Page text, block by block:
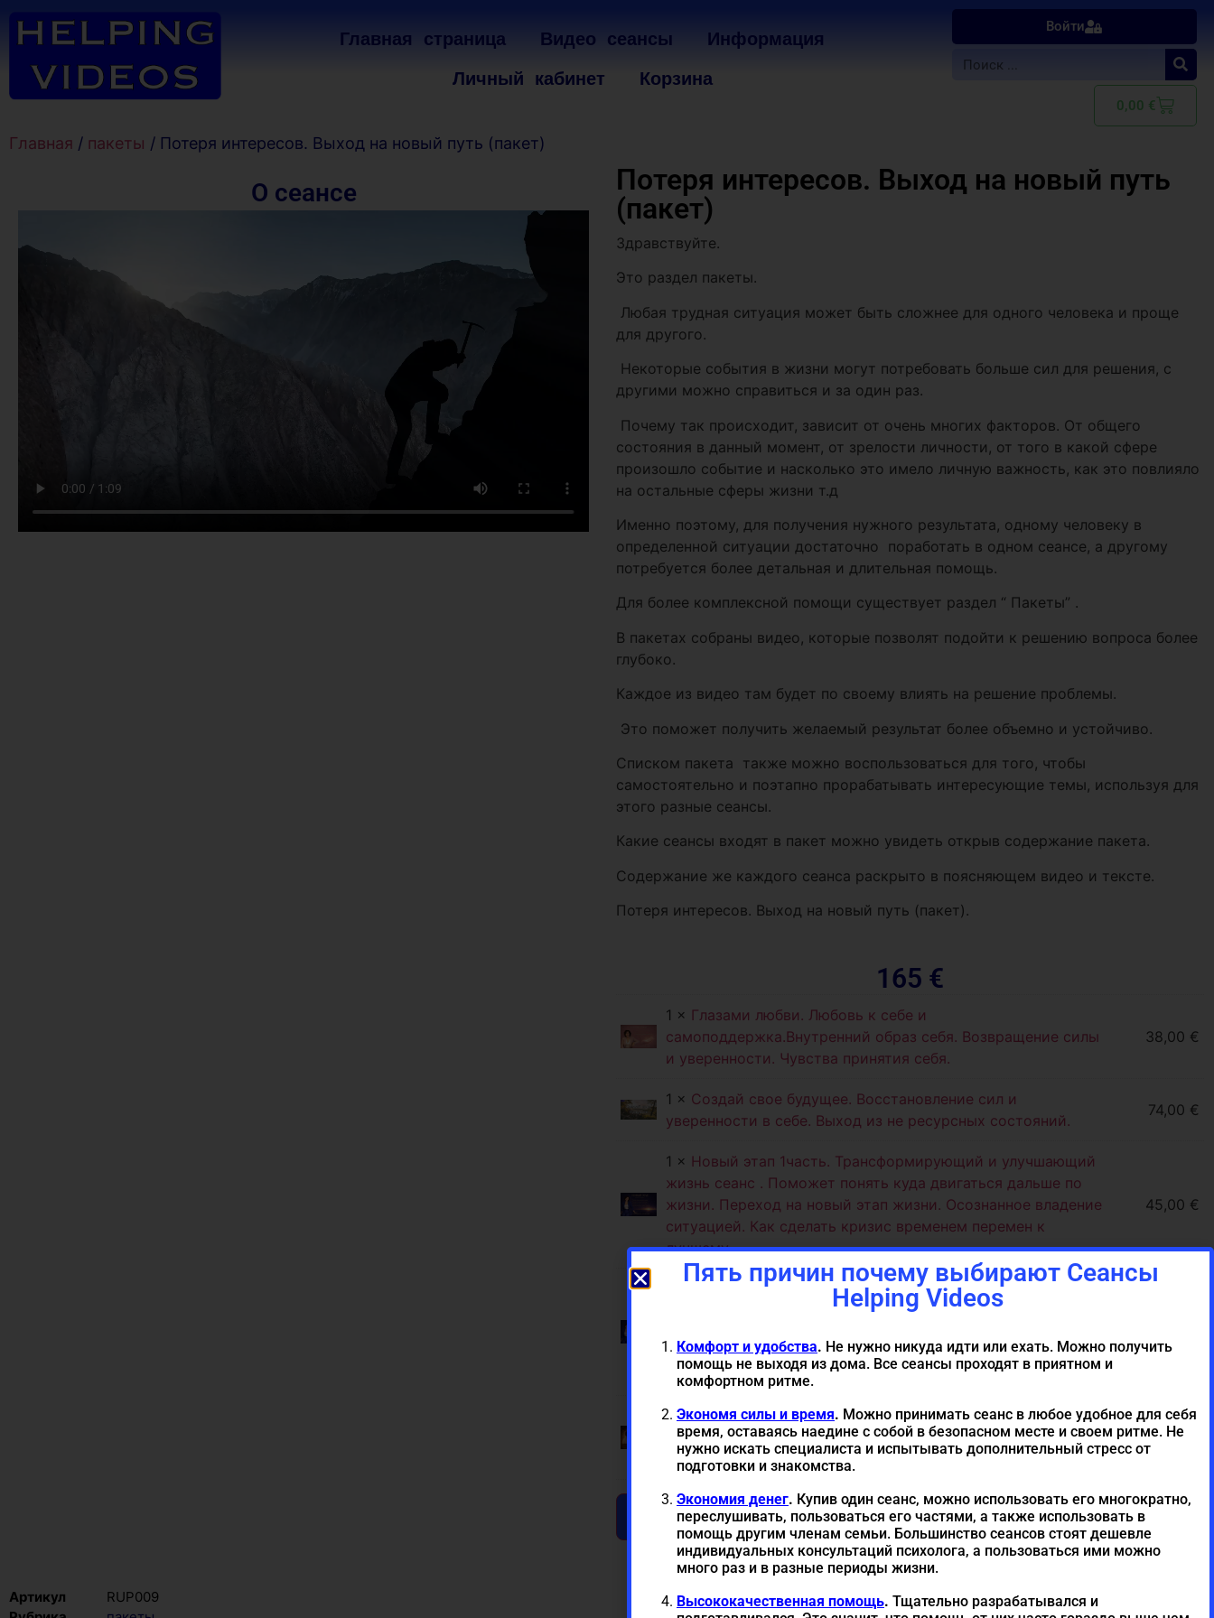
Главная страница Видео сеансы
Информация
Личный кабинет
Корзина
Войти
0,00 €
Главная / пакеты / Потеря интересов. Выход на новый путь (пакет)
О сеансе
Потеря интересов. Выход на новый путь
(пакет)
Здравствуйте.
Это раздел пакеты.
Любая трудная ситуация может быть сложнее для одного человека и проще
для другого.
Некоторые события в жизни могут потребовать больше сил для решения, с
другими можно справиться и за один раз.
Почему так происходит, зависит от очень многих факторов. От общего
состояния в данный момент, от зрелости личности, от того в какой сфере
произошло событие и насколько это имело личную важность, как это повлияло
на остальные сферы жизни т.д
Именно поэтому, для получения нужного результата, одному человеку в
определенной ситуации достаточно поработать в одном сеансе, а другому
потребуется более детальная и длительная помощь.
Для более комплексной помощи существует раздел “ Пакеты” .
В пакетах собраны видео, которые позволят подойти к решению вопроса более
глубоко.
Каждое из видео там будет по своему влиять на решение проблемы.
Это поможет получить желаемый результат более объемно и устойчиво.
Списком пакета также можно воспользоваться для того, чтобы
самостоятельно и поэтапно прорабатывать интересующие темы, используя для
этого разные сеансы.
Какие сеансы входят в пакет можно увидеть открыв содержание пакета.
Содержание же каждого сеанса раскрыто в поясняющем видео и тексте.
Потеря интересов. Выход на новый путь (пакет).
165 €
1 × Глазами любви. Любовь к себе и
самоподдержка.Внутренний образ себя. Возвращение силы
и уверенности. Чувства принятия себя.
38,00 €
1 × Создай свое будущее. Восстановление сил и
уверенности в себе. Выход из не ресурсных состояний.
74,00 €
1 × Новый этап 1часть. Трансформирующий и улучшающий
жизнь сеанс . Поможет понять куда двигаться дальше по
жизни. Переход на новый этап жизни. Осознанное владение
ситуацией. Как сделать кризис временем перемен к
лучшему.
45,00 €
Новый этап 2 часть. Трансформирующий и улучшающий
жизнь сеанс. Поможет понять куда двигаться дальше по
ситуацией. Как сделать кризис временем перемен к
лучшему.
1 ×Карта жизни. Начало нового этапа в жизни. Нахождение
своего пути. Открытие своих ресурсов. Восстановление сил
и уверенности. Выбор цели.
68,80
В корзину
Артикул
RUP009
Share this page with
Пять причин почему выбирают Сеансы
Helping Videos
Комфорт и удобства. Не нужно никуда идти или ехать. Можно получить
помощь не выходя из дома. Все сеансы проходят в приятном и
комфортном ритме.
Экономя силы и время. Можно принимать сеанс в любое удобное для себя
время, оставаясь наедине с собой в безопасном месте и своем ритме. Не
нужно искать специалиста и испытывать дополнительный стресс от
подготовки и знакомства.
Экономия денег. Купив один сеанс, можно использовать его многократно,
переслушивать, пользоваться его частями, а также использовать в
помощь другим членам семьи. Большинство сеансов стоят дешевле
индивидуальных консультаций психолога, а пользоваться ими можно
много раз и в разные периоды жизни.
Высококачественная помощь. Тщательно разрабатывался и